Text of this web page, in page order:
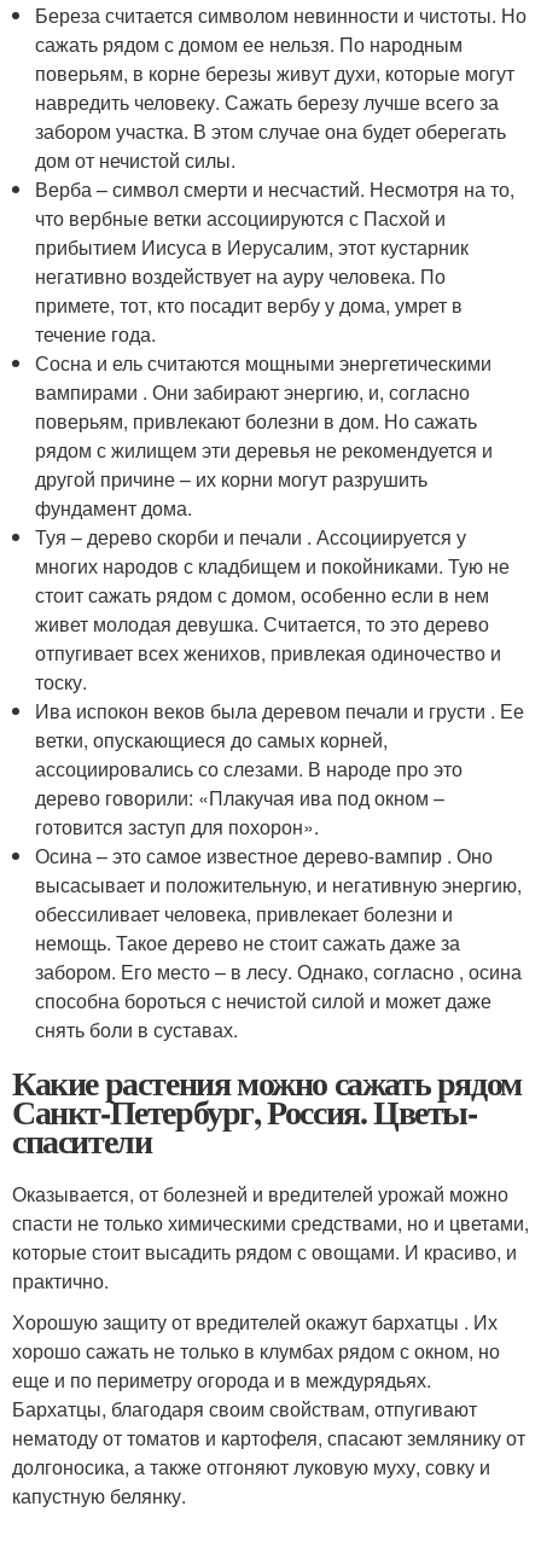
Береза считается символом невинности и чистоты. Но
сажать рядом с домом ее нельзя. По народным
поверьям, в корне березы живут духи, которые могут
навредить человеку. Сажать березу лучше всего за
забором участка. В этом случае она будет оберегать
дом от нечистой силы.
Верба – символ смерти и несчастий. Несмотря на то,
что вербные ветки ассоциируются с Пасхой и
прибытием Иисуса в Иерусалим, этот кустарник
негативно воздействует на ауру человека. По
примете, тот, кто посадит вербу у дома, умрет в
течение года.
Сосна и ель считаются мощными энергетическими
вампирами . Они забирают энергию, и, согласно
поверьям, привлекают болезни в дом. Но сажать
рядом с жилищем эти деревья не рекомендуется и
другой причине – их корни могут разрушить
фундамент дома.
Туя – дерево скорби и печали . Ассоциируется у
многих народов с кладбищем и покойниками. Тую не
стоит сажать рядом с домом, особенно если в нем
живет молодая девушка. Считается, то это дерево
отпугивает всех женихов, привлекая одиночество и
тоску.
Ива испокон веков была деревом печали и грусти . Ее
ветки, опускающиеся до самых корней,
ассоциировались со слезами. В народе про это
дерево говорили: «Плакучая ива под окном –
готовится заступ для похорон».
Осина – это самое известное дерево-вампир . Оно
высасывает и положительную, и негативную энергию,
обессиливает человека, привлекает болезни и
немощь. Такое дерево не стоит сажать даже за
забором. Его место – в лесу. Однако, согласно , осина
способна бороться с нечистой силой и может даже
снять боли в суставах.
Какие растения можно сажать рядом
Санкт-Петербург, Россия. Цветы-
спасители
Оказывается, от болезней и вредителей урожай можно
спасти не только химическими средствами, но и цветами,
которые стоит высадить рядом с овощами. И красиво, и
практично.
Хорошую защиту от вредителей окажут бархатцы . Их
хорошо сажать не только в клумбах рядом с окном, но
еще и по периметру огорода и в междурядьях.
Бархатцы, благодаря своим свойствам, отпугивают
нематоду от томатов и картофеля, спасают землянику от
долгоносика, а также отгоняют луковую муху, совку и
капустную белянку.